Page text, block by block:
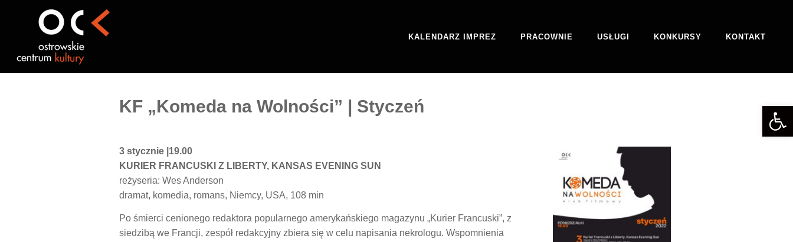
KALENDARZ IMPREZ PRACOWNIE USŁUGI KONKURSY KONTAKT
KF „Komeda na Wolności” | Styczeń
3 stycznie |19.00
KURIER FRANCUSKI Z LIBERTY, KANSAS EVENING SUN
reżyseria: Wes Anderson
dramat, komedia, romans, Niemcy, USA, 108 min
Po śmierci cenionego redaktora popularnego amerykańskiego magazynu „Kurier Francuski”, z
siedzibą we Francji, zespół redakcyjny zbiera się w celu napisania nekrologu. Wspomnienia